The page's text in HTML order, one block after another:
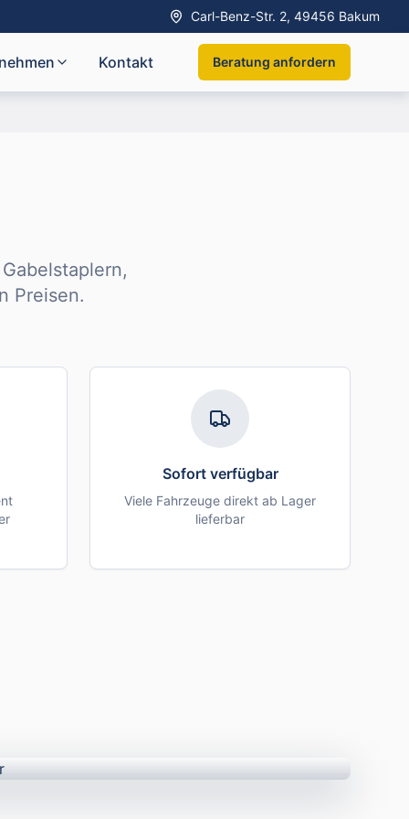
Carl-Benz-Str. 2, 49456 Bakum
Kontakt Beratung anfordern
Preisen.
Sofort verfügbar
Viele Fahrzeuge direkt ab Lager
lieferbar